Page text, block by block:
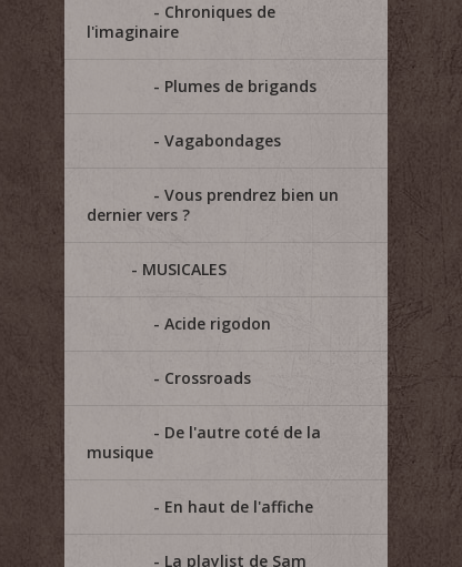
Chroniques de
l'imaginaire
Plumes de brigands
Vagabondages
Vous prendrez bien un
dernier vers ?
MUSICALES
Acide rigodon
Crossroads
De l'autre coté de la
musique
En haut de l'affiche
La playlist de Sam